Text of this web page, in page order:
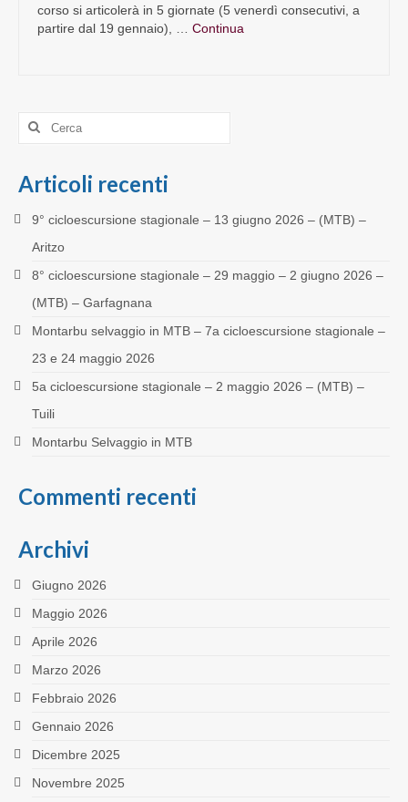
corso si articolerà in 5 giornate (5 venerdì consecutivi, a
partire dal 19 gennaio), … Continua
Cerca:
Articoli recenti
9° cicloescursione stagionale – 13 giugno 2026 – (MTB) –
Aritzo
8° cicloescursione stagionale – 29 maggio – 2 giugno 2026 –
(MTB) – Garfagnana
Montarbu selvaggio in MTB – 7a cicloescursione stagionale –
23 e 24 maggio 2026
5a cicloescursione stagionale – 2 maggio 2026 – (MTB) –
Tuili
Montarbu Selvaggio in MTB
Commenti recenti
Archivi
Giugno 2026
Maggio 2026
Aprile 2026
Marzo 2026
Febbraio 2026
Gennaio 2026
Dicembre 2025
Novembre 2025